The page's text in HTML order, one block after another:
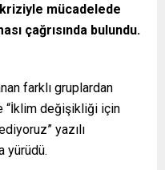
mücadelede
çağrısında bulundu.
farklı gruplardan
“İklim değişikliği için
yazılı
yürüdü.